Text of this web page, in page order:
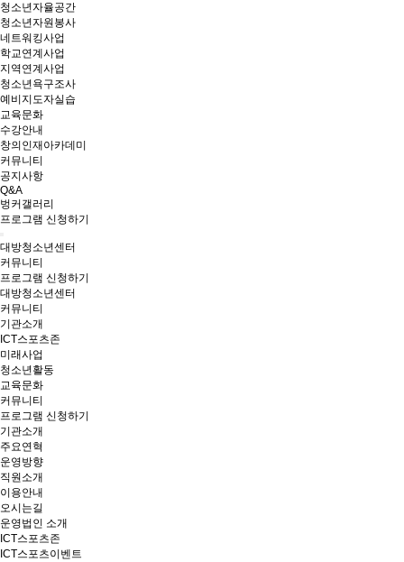
청소년자율공간
청소년자원봉사
네트워킹사업
학교연계사업
지역연계사업
청소년욕구조사
예비지도자실습
교육문화
수강안내
창의인재아카데미
커뮤니티
공지사항
Q&A
벙커갤러리
프로그램 신청하기
대방청소년센터
커뮤니티
프로그램 신청하기
대방청소년센터
커뮤니티
기관소개
ICT스포츠존
미래사업
청소년활동
교육문화
커뮤니티
프로그램 신청하기
기관소개
주요연혁
운영방향
직원소개
이용안내
오시는길
운영법인 소개
ICT스포츠존
ICT스포츠이벤트